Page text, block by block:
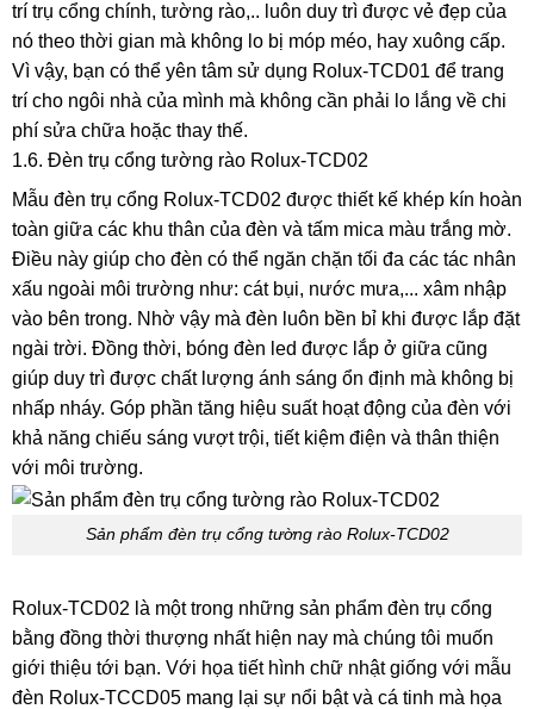
trí trụ cổng chính, tường rào,.. luôn duy trì được vẻ đẹp của
nó theo thời gian mà không lo bị móp méo, hay xuông cấp.
Vì vậy, bạn có thể yên tâm sử dụng Rolux-TCD01 để trang
trí cho ngôi nhà của mình mà không cần phải lo lắng về chi
phí sửa chữa hoặc thay thế.
1.6. Đèn trụ cổng tường rào Rolux-TCD02
Mẫu đèn trụ cổng Rolux-TCD02 được thiết kế khép kín hoàn
toàn giữa các khu thân của đèn và tấm mica màu trắng mờ.
Điều này giúp cho đèn có thể ngăn chặn tối đa các tác nhân
xấu ngoài môi trường như: cát bụi, nước mưa,... xâm nhập
vào bên trong. Nhờ vậy mà đèn luôn bền bỉ khi được lắp đặt
ngài trời. Đồng thời, bóng đèn led được lắp ở giữa cũng
giúp duy trì được chất lượng ánh sáng ổn định mà không bị
nhấp nháy. Góp phần tăng hiệu suất hoạt động của đèn với
khả năng chiếu sáng vượt trội, tiết kiệm điện và thân thiện
với môi trường.
Sản phẩm đèn trụ cổng tường rào Rolux-TCD02
Rolux-TCD02 là một trong những sản phẩm đèn trụ cổng
bằng đồng thời thượng nhất hiện nay mà chúng tôi muốn
giới thiệu tới bạn. Với họa tiết hình chữ nhật giống với mẫu
đèn Rolux-TCCD05 mang lại sự nổi bật và cá tinh mà họa